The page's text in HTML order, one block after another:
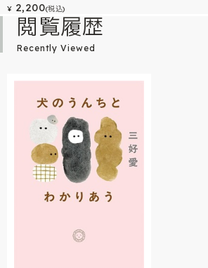
¥ 2,200(税込)
閲覧履歴
Recently Viewed